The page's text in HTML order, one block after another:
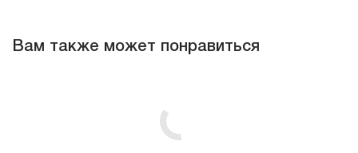
Вам также может понравиться